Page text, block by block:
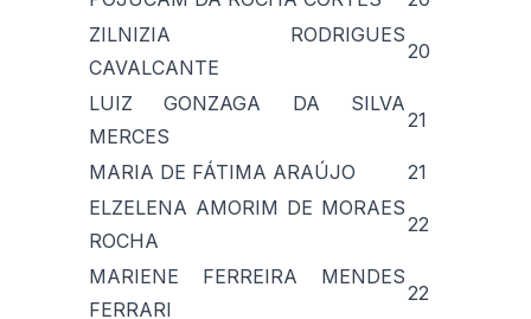
ZILNIZIA RODRIGUES
CAVALCANTE
20
LUIZ GONZAGA DA SILVA
MERCES
21
MARIA DE FÁTIMA ARAÚJO
21
ELZELENA AMORIM DE MORAES
ROCHA
22
MARIENE FERREIRA MENDES
FERRARI
22